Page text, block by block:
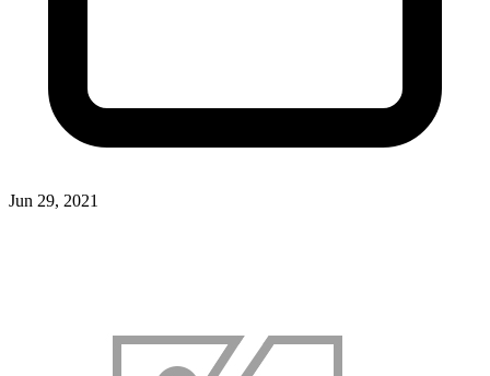
Jun 29, 2021